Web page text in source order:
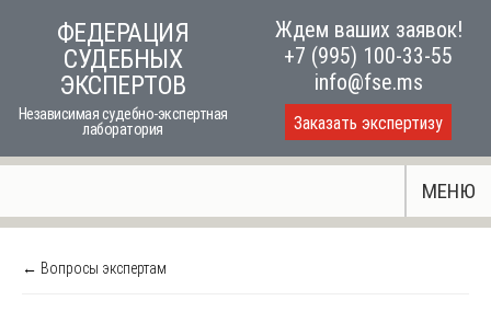
ФЕДЕРАЦИЯ
СУДЕБНЫХ
ЭКСПЕРТОВ
Независимая судебно-экспертная
лаборатория
Ждем ваших заявок!
+7 (995) 100-33-55
info@fse.ms
Заказать экспертизу
МЕНЮ
← Вопросы экспертам